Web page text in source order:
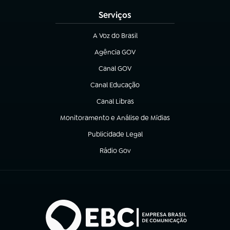
Serviços
A Voz do Brasil
(abre em nova aba)
Agência GOV
(abre em nova aba)
Canal GOV
(abre em nova aba)
Canal Educação
(abre em nova aba)
Canal Libras
(abre em nova aba)
Monitoramento e Análise de Mídias
(abre em nova aba)
Publicidade Legal
(abre em nova aba)
Rádio Gov
(abre em nova aba)